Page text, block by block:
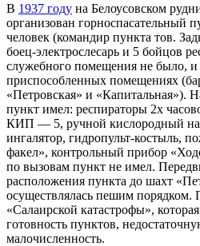
В 1937 году на Белоусовском
организован горноспасательный
человек (командир пункта тов.
боец-электрослесарь и 5 бойцов
служебного помещения не было, и
приспособленных помещениях
«Петровская» и «Капитальная»).
пункт имел: респираторы 2х
КИП — 5, ручной кислородный
ингалятор, гидропульт-костыль,
факел», контрольный прибор
по вызовам пункт не имел.
расположения пункта до шахт
осуществлялась пешим порядком.
«Салаирской катастрофы»,
готовность пунктов,
малочисленность.